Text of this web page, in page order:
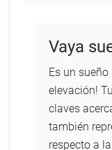
Vaya
Es un
elevación!
claves
también
respecto a